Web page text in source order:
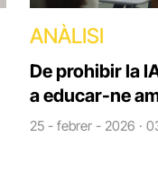
ANÀLISI
De prohibir la
a educar-ne
25 - febrer - 2026 ·